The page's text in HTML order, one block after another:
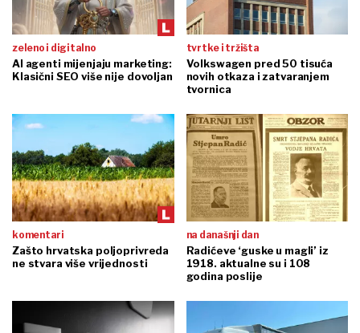
zeleno i digitalno
AI agenti mijenjaju marketing:
Klasični SEO više nije dovoljan
tvrtke i tržišta
Volkswagen pred 50 tisuća
novih otkaza i zatvaranjem
tvornica
komentari
Zašto hrvatska poljoprivreda
ne stvara više vrijednosti
na današnji dan
Radićeve ‘guske u magli’ iz
1918. aktualne su i 108
godina poslije